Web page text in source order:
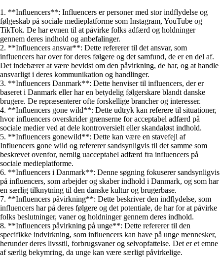
1. **Influencers**: Influencers er personer med stor indflydelse og
følgeskab på sociale medieplatforme som Instagram, YouTube og
TikTok. De har evnen til at påvirke folks adfærd og holdninger
gennem deres indhold og anbefalinger.
2. **Influencers ansvar**: Dette refererer til det ansvar, som
influencers har over for deres følgere og det samfund, de er en del af.
Det indebærer at være bevidst om den påvirkning, de har, og at handle
ansvarligt i deres kommunikation og handlinger.
3. **Influencers Danmark**: Dette henviser til influencers, der er
baseret i Danmark eller har en betydelig følgerskare blandt danske
brugere. De repræsenterer ofte forskellige brancher og interesser.
4. **Influencers gone wild**: Dette udtryk kan referere til situationer,
hvor influencers overskrider grænserne for acceptabel adfærd på
sociale medier ved at dele kontroversielt eller skandaløst indhold.
5. **Influencers gonewild**: Dette kan være en stavefejl af
Influencers gone wild og refererer sandsynligvis til det samme som
beskrevet ovenfor, nemlig uacceptabel adfærd fra influencers på
sociale medieplatforme.
6. **Influencers i Danmark**: Denne søgning fokuserer sandsynligvis
på influencers, som arbejder og skaber indhold i Danmark, og som har
en særlig tilknytning til den danske kultur og brugerbase.
7. **Influencers påvirkning**: Dette beskriver den indflydelse, som
influencers har på deres følgere og det potentiale, de har for at påvirke
folks beslutninger, vaner og holdninger gennem deres indhold.
8. **Influencers påvirkning på unge**: Dette refererer til den
specifikke indvirkning, som influencers kan have på unge mennesker,
herunder deres livsstil, forbrugsvaner og selvopfattelse. Det er et emne
af særlig bekymring, da unge kan være særligt påvirkelige.